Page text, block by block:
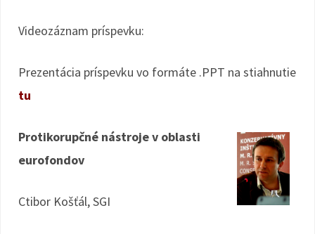
Videozáznam príspevku:
Prezentácia príspevku vo formáte .PPT na stiahnutie
tu
Protikorupčné nástroje v oblasti
eurofondov
Ctibor Košťál, SGI